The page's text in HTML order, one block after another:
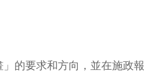
的要求和方向，並在施政